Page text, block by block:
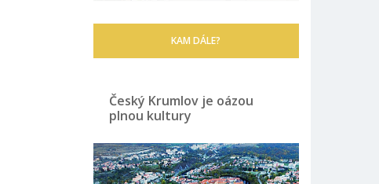
KAM DÁLE?
Český Krumlov je oázou
plnou kultury